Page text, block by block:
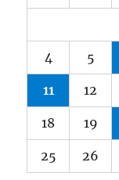
4 5
11 12
18 19
25 26